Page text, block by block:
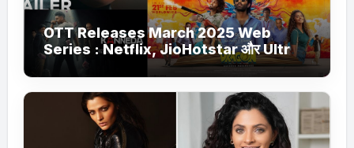
OTT Releases March 2025 Web
Series : Netflix, JioHotstar और Ultra
Jhakaas पर नई वेब सीरीज और फिल्में